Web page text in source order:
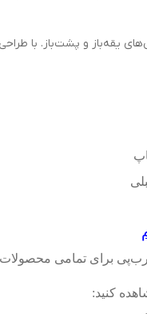
یقه‌باز و پشت‌باز. با
برای تمامی
کنید: